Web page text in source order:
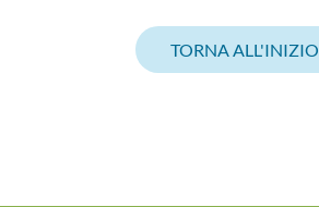
TORNA ALL'INIZIO